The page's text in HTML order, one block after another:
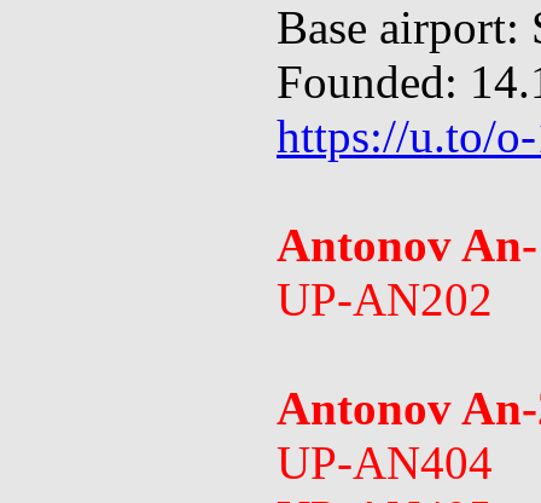
Base
Founded:
https://u.to/
Antonov
UP-AN202
Antonov
UP-AN404